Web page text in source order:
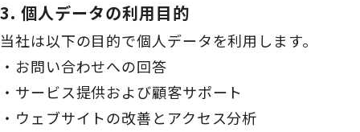
3. 個人データの利用目的
当社は以下の目的で個人データを利用します。
・お問い合わせへの回答
・サービス提供および顧客サポート
・ウェブサイトの改善とアクセス分析